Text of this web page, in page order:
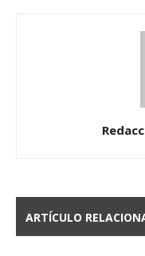
ARTÍCULO